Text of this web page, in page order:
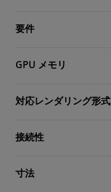
要件
GPU メモリ
対応レンダリング形式
接続性
寸法